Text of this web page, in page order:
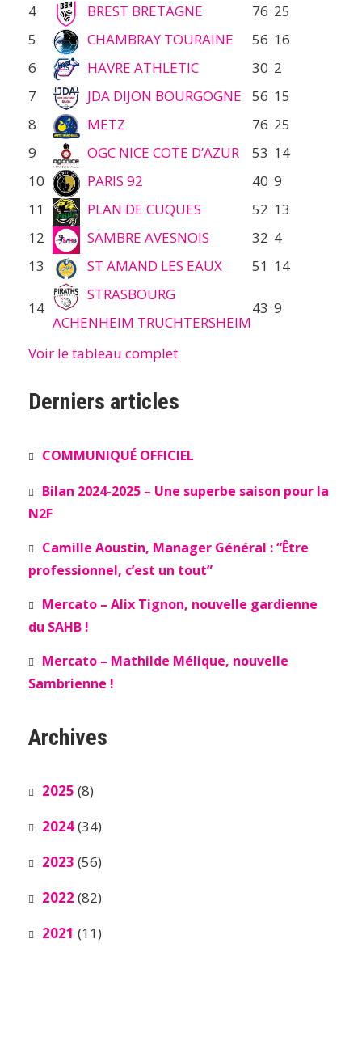
4
BREST BRETAGNE 76 25
5
CHAMBRAY TOURAINE 56 16
6
HAVRE ATHLETIC 30 2
7
JDA DIJON BOURGOGNE 56 15
8
METZ 76 25
9
OGC NICE COTE D’AZUR 53 14
10
PARIS 92 40 9
11
PLAN DE CUQUES 52 13
12
SAMBRE AVESNOIS 32 4
13
ST AMAND LES EAUX 51 14
14
STRASBOURG
ACHENHEIM TRUCHTERSHEIM
43 9
Voir le tableau complet
Derniers articles
COMMUNIQUÉ OFFICIEL
Bilan 2024-2025 – Une superbe saison pour la
N2F
Camille Aoustin, Manager Général : “Être
professionnel, c’est un tout”
Mercato – Alix Tignon, nouvelle gardienne
du SAHB !
Mercato – Mathilde Mélique, nouvelle
Sambrienne !
Archives
2025 (8)
2024(34)
2023 (56)
2022 (82)
2021 (11)